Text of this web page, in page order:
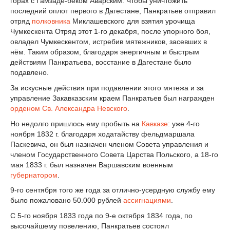
последний оплот первого в Дагестане, Панкратьев отправил
отряд полковника Миклашевского для взятия урочища
Чумкескента Отряд этот 1-го декабря, после упорного боя,
овладел Чумкескентом, истребив мятежников, засевших в
нём. Таким образом, благодаря энергичным и быстрым
действиям Панкратьева, восстание в Дагестане было
подавлено.
За искусные действия при подавлении этого мятежа и за
управление Закавказским краем Панкратьев был награжден
орденом Св. Александра Невского
Но недолго пришлось ему пробыть на Кавказе: уже 4-го
ноября 1832 г. благодаря ходатайству фельдмаршала
Паскевича, он был назначен членом Совета управления и
членом Государственного Совета Царства Польского, а 18-го
мая 1833 г. был назначен Варшавским военным
губернатором
9-го сентября того же года за отлично-усердную службу ему
было пожаловано 50.000 рублей ассигнациями.
С 5-го ноября 1833 года по 9-е октября 1834 года, по
высочайшему повелению, Панкратьев состоял